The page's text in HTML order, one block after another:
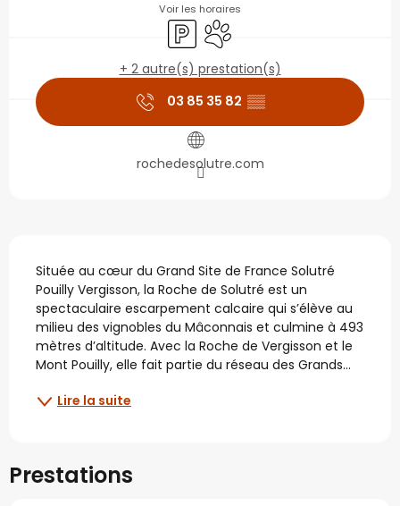
Voir les horaires
ParkingAnimaux acceptés
+ 2 autre(s) prestation(s)
03 85 35 82 ▒▒
rochedesolutre.com
Description
Située au cœur du Grand Site de France Solutré
Pouilly Vergisson, la Roche de Solutré est un
spectaculaire escarpement calcaire qui s’élève au
milieu des vignobles du Mâconnais et culmine à 493
mètres d’altitude. Avec la Roche de Vergisson et le
Mont Pouilly, elle fait partie du réseau des Grands...
Lire la suite
Prestations